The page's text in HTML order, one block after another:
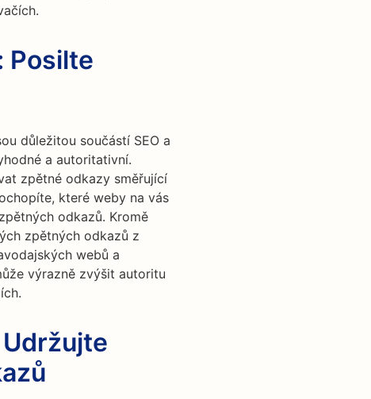
Posilte
důležitou součástí SEO a
a autoritativní.
zpětné odkazy směřující
které weby na vás
odkazů. Kromě
zpětných odkazů z
webů a
výrazně zvýšit autoritu